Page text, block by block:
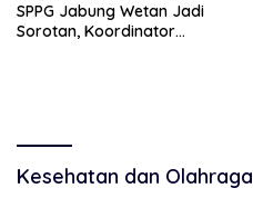
SPPG Jabung Wetan Jadi
Sorotan, Koordinator
Kesehatan dan Olahraga